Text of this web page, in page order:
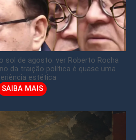
sol de agosto: ver Roberto Rocha
da traição política é quase uma
estética
SAIBA MAIS